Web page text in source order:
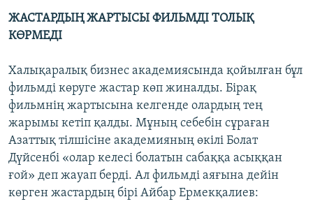
ЖАСТАРДЫҢ ЖАРТЫСЫ ФИЛЬМДІ ТОЛЫҚ
КӨРМЕДІ
Халықаралық бизнес академиясында қойылған бұл
фильмді көруге жастар көп жиналды. Бірақ
фильмнің жартысына келгенде олардың тең
жарымы кетіп қалды. Мұның себебін сұраған
Азаттық тілшісіне академияның өкілі Болат
Дүйсенбі «олар келесі болатын сабаққа асыққан
ғой» деп жауап берді. Ал фильмді аяғына дейін
көрген жастардың бірі Айбар Ермекқалиев: